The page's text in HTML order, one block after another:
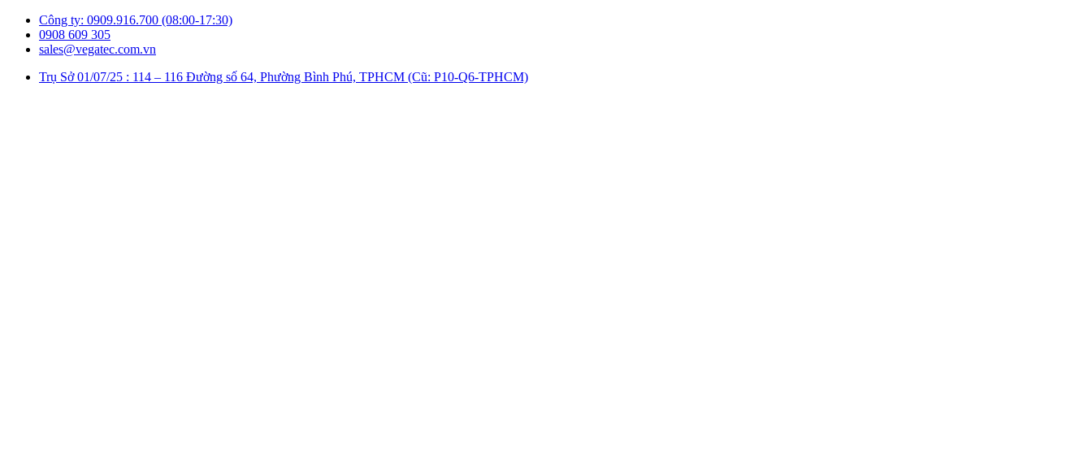
Công ty: 0909.916.700 (08:00-17:30)
0908 609 305
sales@vegatec.com.vn
Trụ Sở 01/07/25 : 114 – 116 Đường số 64, Phường Bình Phú, TPHCM (Cũ: P10-Q6-TPHCM)